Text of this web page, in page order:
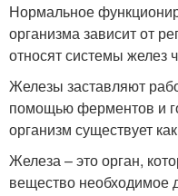
Нормальное
организма зависит от
относят системы желез
Железы заставляют
помощью ферментов и
организм существует
Железа – это орган,
вещество необходимое